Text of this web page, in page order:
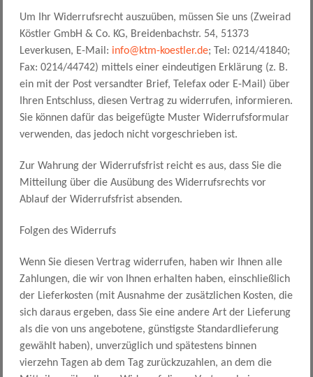
Um Ihr Widerrufsrecht auszuüben, müssen Sie uns (Zweirad
Köstler GmbH & Co. KG, Breidenbachstr. 54, 51373
Leverkusen, E-Mail: info@ktm-koestler.de; Tel: 0214/41840;
Fax: 0214/44742) mittels einer eindeutigen Erklärung (z. B.
ein mit der Post versandter Brief, Telefax oder E-Mail) über
Ihren Entschluss, diesen Vertrag zu widerrufen, informieren.
Sie können dafür das beigefügte Muster Widerrufsformular
verwenden, das jedoch nicht vorgeschrieben ist.
Zur Wahrung der Widerrufsfrist reicht es aus, dass Sie die
Mitteilung über die Ausübung des Widerrufsrechts vor
Ablauf der Widerrufsfrist absenden.
Folgen des Widerrufs
Wenn Sie diesen Vertrag widerrufen, haben wir Ihnen alle
Zahlungen, die wir von Ihnen erhalten haben, einschließlich
der Lieferkosten (mit Ausnahme der zusätzlichen Kosten, die
sich daraus ergeben, dass Sie eine andere Art der Lieferung
als die von uns angebotene, günstigste Standardlieferung
gewählt haben), unverzüglich und spätestens binnen
vierzehn Tagen ab dem Tag zurückzuzahlen, an dem die